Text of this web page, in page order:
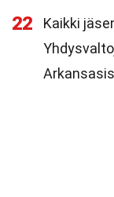
22
Kaikki